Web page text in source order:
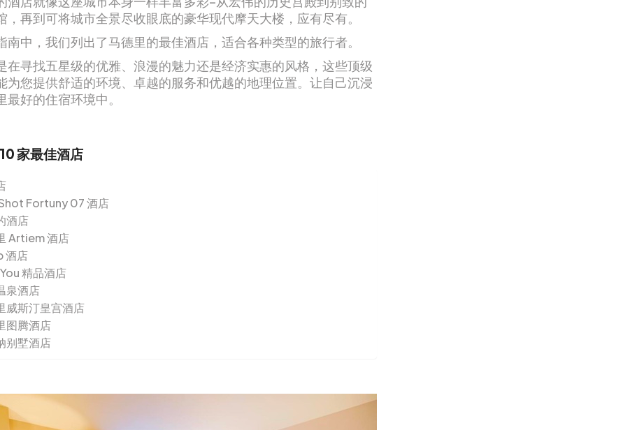
，再到可将城市全景尽收眼底的豪华现代摩天大楼，应有尽有。
南中，我们列出了马德里的最佳酒店，适合各种类型的旅行者。
在寻找五星级的优雅、浪漫的魅力还是经济实惠的风格，这些顶级
为您提供舒适的环境、卓越的服务和优越的地理位置。让自己沉浸
最好的住宿环境中。
家最佳酒店
Fortuny 07 酒店
酒店
Artiem 酒店
酒店
精品酒店
泉酒店
威斯汀皇宫酒店
图腾酒店
别墅酒店